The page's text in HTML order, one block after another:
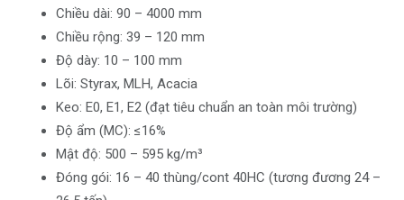
Chiều dài: 90 – 4000 mm
Chiều rộng: 39 – 120 mm
Độ dày: 10 – 100 mm
Lõi: Styrax, MLH, Acacia
Keo: E0, E1, E2 (đạt tiêu chuẩn an toàn môi trường)
Độ ẩm (MC): ≤16%
Mật độ: 500 – 595 kg/m³
Đóng gói: 16 – 40 thùng/cont 40HC (tương đương 24 –